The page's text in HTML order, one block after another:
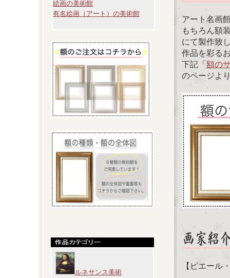
絵画の美術館
有名絵画（アート）の美術館
ルネサンス美術
アート名画
もちろん額
にて製作致
作品を彩る
下記「額の
のページよ
【ピエール